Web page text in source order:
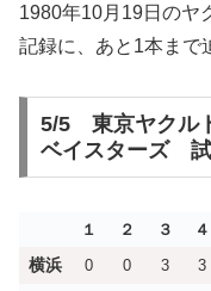
1980年10月19日の
記録に、あと1本まで
5/5 東京ヤクル
ベイスターズ
１ ２ ３ ４
横浜 0 0 3 3